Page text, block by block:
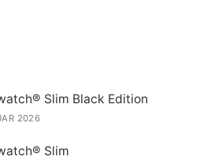
Slim Black Edition
2026
Slim